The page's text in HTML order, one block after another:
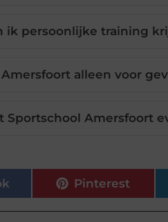
ik persoonlijke training
alleen voor
Sportschool Amersfoort
Pinterest